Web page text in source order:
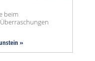
beim
»